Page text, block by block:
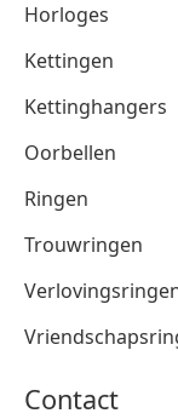
Horloges
Kettingen
Kettinghangers
Oorbellen
Ringen
Trouwringen
Contact